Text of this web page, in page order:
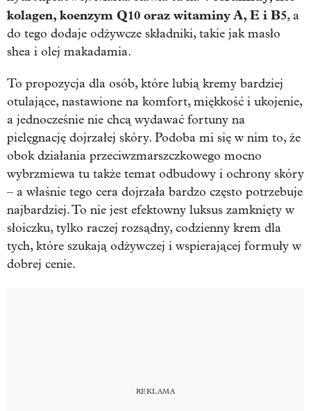
kolagen, koenzym Q10 oraz witaminy A, E i B5, a
do tego dodaje odżywcze składniki, takie jak masło
shea i olej makadamia.
To propozycja dla osób, które lubią kremy bardziej
otulające, nastawione na komfort, miękkość i ukojenie,
a jednocześnie nie chcą wydawać fortuny na
pielęgnację dojrzałej skóry. Podoba mi się w nim to, że
obok działania przeciwzmarszczkowego mocno
wybrzmiewa tu także temat odbudowy i ochrony skóry
– a właśnie tego cera dojrzała bardzo często potrzebuje
najbardziej. To nie jest efektowny luksus zamknięty w
słoiczku, tylko raczej rozsądny, codzienny krem dla
tych, które szukają odżywczej i wspierającej formuły w
dobrej cenie.